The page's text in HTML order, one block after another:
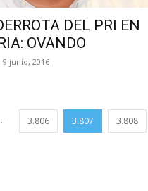
DEL PRI EN
OVANDO
9 junio, 2016
... 3.806 3.807 3.808